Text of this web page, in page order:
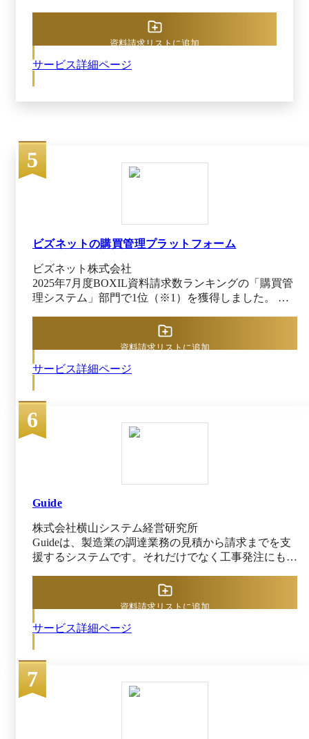
の業務をひとつにまとめられます。バラバラだっ
た情報が1つの画面に集まり、営業の進捗や売
うになるでしょう。 高次元のスケーラビリティ
スタマイズ可能です。 Oracle NetSuiteでは、既存
契約に発注書をリンクすることで支出を最適化
し、調達から支払いまでのプロセスを自動化して
時間とコストを削減できます。購入取引や受領、
イムな支出・ベンダー情報を可視化でき、スピー
ディーかつ最適な意思決定につなげられるのも強
サービス詳細ページ
資料請求リストに追加
5
ビズネットの購買管理プラットフォーム
ビズネット株式会社
2025年7月度BOXIL資料請求数ランキングの「購買管
理システム」部門で1位（※1）を獲得しました。 ビ
接材の主要ECサプライヤー商品や、既存取引先企業
からの購買の一元化・管理を実現するサービスです。
オペレーションで購買を実現し、間接材の購買業務を
ヤーと連携し、豊富な商品を特別価格で購入可能で
す。さらに、連携サプライヤーの商品を横断で検索で
きる「横串検索機能」と、複数のサプライヤーから同
じ型番の最安値商品を特定できる「最安値検索機能」
購買品を電子カタログ化できるユーザーカタログ機能
が搭載されています。蓄積が困難な購買情報を可視化
タル化されるため、業務の効率化によるメリットを享
受可能です。 ※1出典：BOXIL「BOXIL資料請求数ラ
ンキング（2025年7月度）」（2025年12月22日確認）
※2出典：ビズネットの購買管理プラットフォーム公
式サイト（2025年12月22日閲覧）
サービス詳細ページ
資料請求リストに追加
6
Guide
株式会社横山システム経営研究所
Guideは、製造業の調達業務の見積から請求までを支
援するシステムです。それだけでなく工事発注にも対
ション外のコミュニケーションもカバーします。 強
みは①資材調達と工事調達を両立している点、②企業
ションを総合的に支援する点、③さまざまな調達品
れる一般購入品の申請など調達、購買を統合する点に
あります。 サプライヤー技術／設備情報の最新化、
価格低減率の推移分析、二次以降を含めたBCP管理な
どをシステム上で行えます。また、組織やプロジェク
サービス詳細ページ
資料請求リストに追加
7